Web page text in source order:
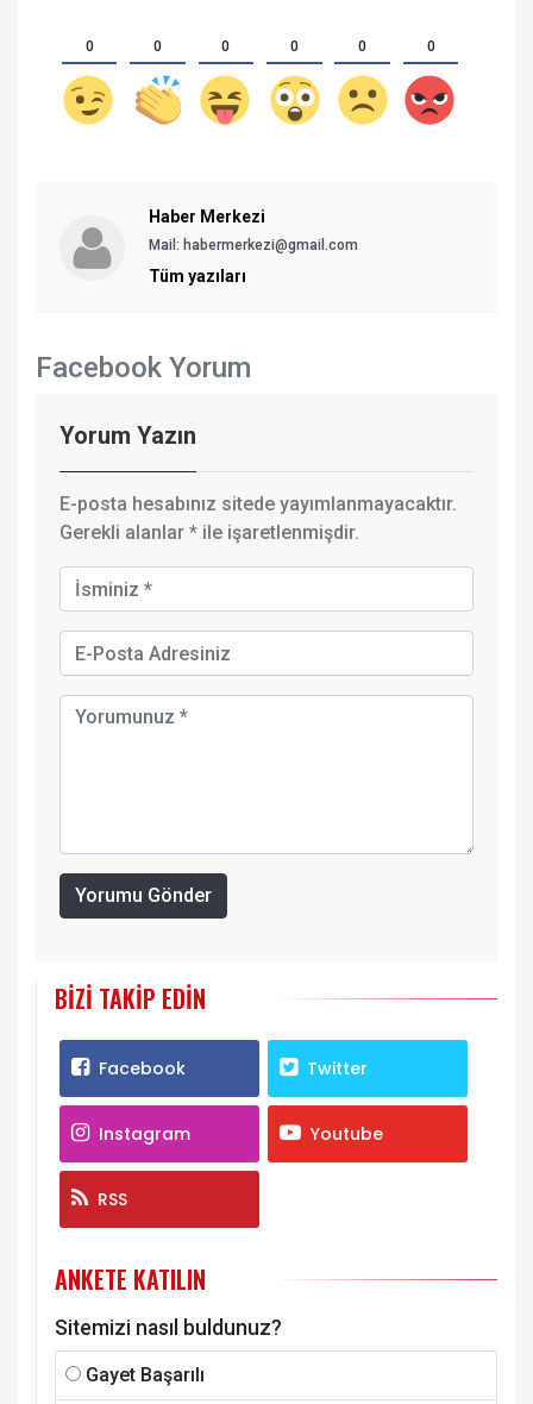
0 0 0 0 0 0
Haber Merkezi
Mail: habermerkezi@gmail.com
Tüm yazıları
Facebook Yorum
Yorum Yazın
E-posta hesabınız sitede yayımlanmayacaktır.
Gerekli alanlar * ile işaretlenmişdir.
Yorumu Gönder
BIZI TAKIP EDIN
Facebook Twitter
Instagram Youtube
RSS
ANKETE KATILIN
Sitemizi nasıl buldunuz?
Gayet Başarılı